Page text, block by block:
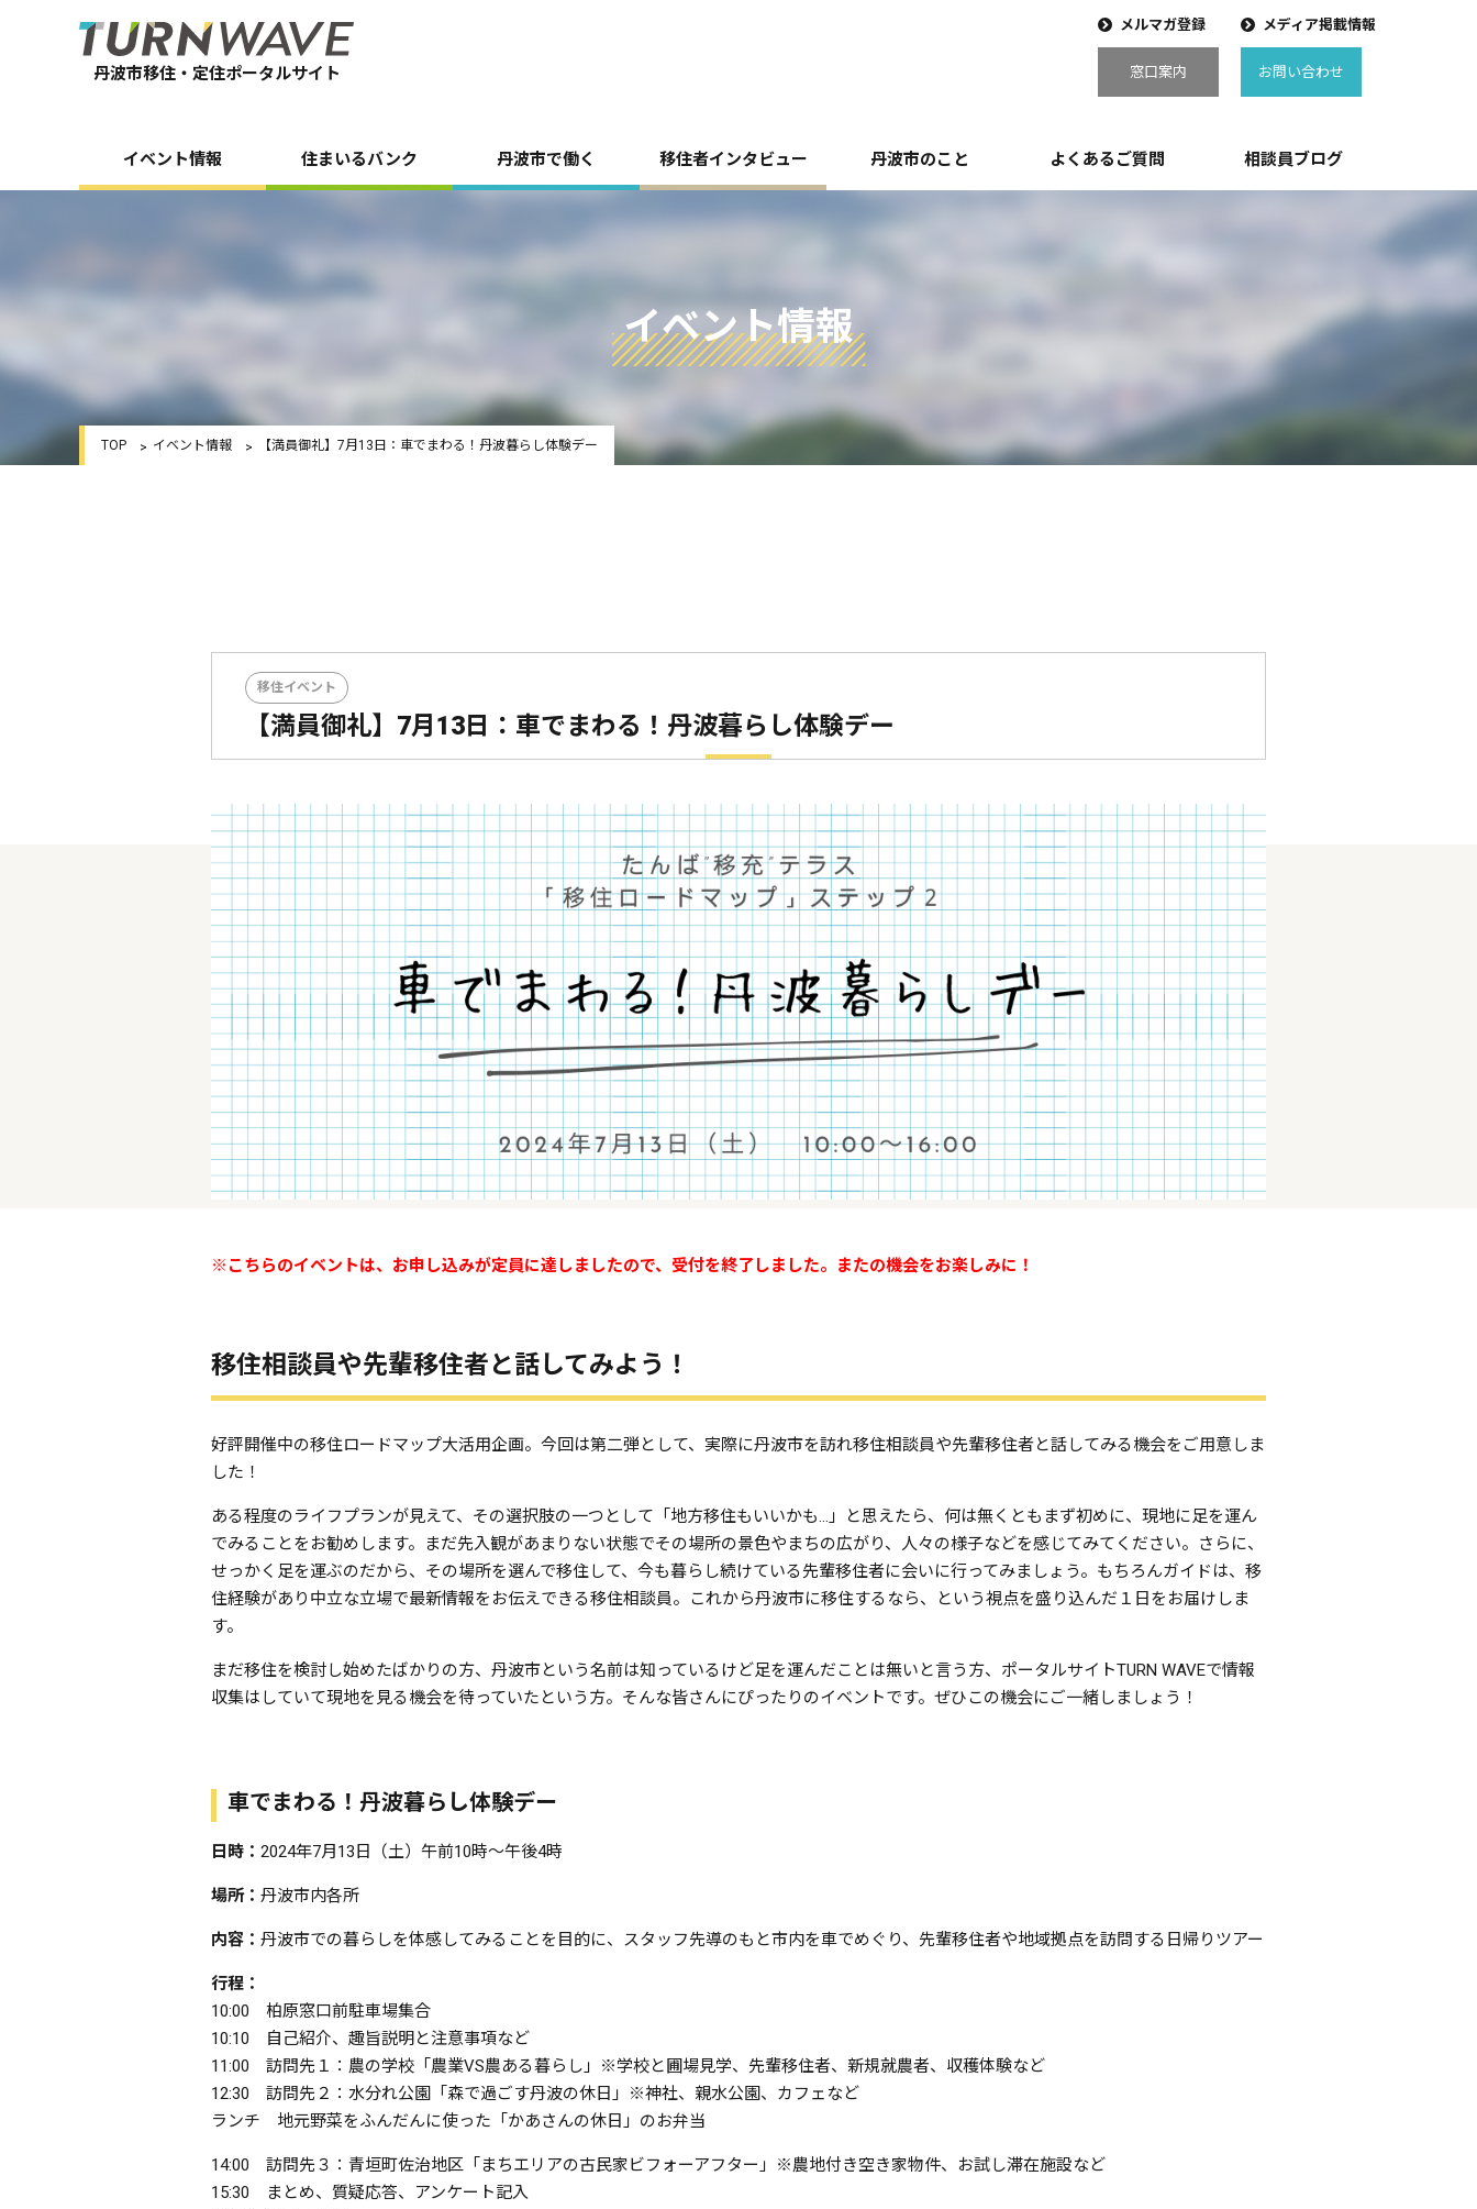
丹波市移住・定住ポータルサイト
メルマガ登録
窓口案内
メディア掲載情報
お問い合わせ
イベント情報 住まいるバンク 丹波市で働く 移住者インタビュー 丹波市のこと よくあるご質問 相談員ブログ
イベント情報
TOP イベント情報 【満員御礼】7月13日：車でまわる！丹波暮らし体験デー
移住イベント
【満員御礼】7月13日：車でまわる！丹波暮らし体験デー
※こちらのイベントは、お申し込みが定員に達しましたので、受付を終了しました。またの機会をお楽しみに！
移住相談員や先輩移住者と話してみよう！
好評開催中の移住ロードマップ大活用企画。今回は第二弾として、実際に丹波市を訪れ移住相談員や先輩移住者と話してみる機会をご用意しま
した！
ある程度のライフプランが見えて、その選択肢の一つとして「地方移住もいいかも…」と思えたら、何は無くともまず初めに、現地に足を運ん
でみることをお勧めします。まだ先入観があまりない状態でその場所の景色やまちの広がり、人々の様子などを感じてみてください。さらに、
せっかく足を運ぶのだから、その場所を選んで移住して、今も暮らし続けている先輩移住者に会いに行ってみましょう。もちろんガイドは、移
住経験があり中立な立場で最新情報をお伝えできる移住相談員。これから丹波市に移住するなら、という視点を盛り込んだ１日をお届けしま
す。
まだ移住を検討し始めたばかりの方、丹波市という名前は知っているけど足を運んだことは無いと言う方、ポータルサイトTURN WAVEで情報
収集はしていて現地を見る機会を待っていたという方。そんな皆さんにぴったりのイベントです。ぜひこの機会にご一緒しましょう！
車でまわる！丹波暮らし体験デー
日時： 2024年7月13日（土）午前10時～午後4時
場所： 丹波市内各所
内容： 丹波市での暮らしを体感してみることを目的に、スタッフ先導のもと市内を車でめぐり、先輩移住者や地域拠点を訪問する日帰りツアー
行程：
10:00 柏原窓口前駐車場集合
10:10 自己紹介、趣旨説明と注意事項など
11:00 訪問先１：農の学校「農業VS農ある暮らし」※学校と圃場見学、先輩移住者、新規就農者、収穫体験など
12:30 訪問先２：水分れ公園「森で過ごす丹波の休日」※神社、親水公園、カフェなど
ランチ 地元野菜をふんだんに使った 「かあさんの休日」のお弁当
14:00 訪問先３：青垣町佐治地区「まちエリアの古民家ビフォーアフター」※農地付き空き家物件、お試し滞在施設など
15:30 まとめ、質疑応答、アンケート記入